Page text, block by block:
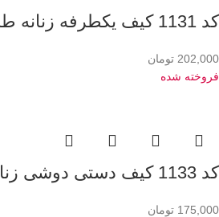
کد 1131 کیف یکطرفه زنانه طرح شنل
202,000 تومان
فروخته شده
کد 1133 کیف دستی دوشی زنانه شنل جلو بافت
175,000 تومان